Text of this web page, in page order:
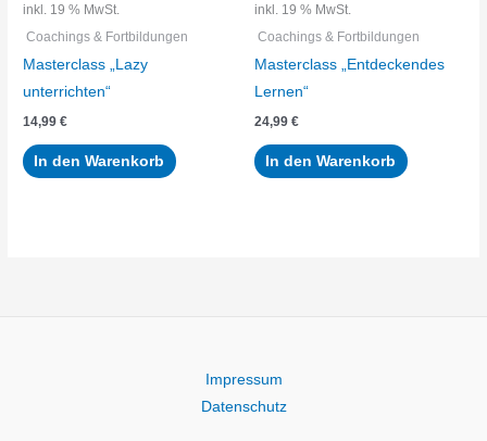
inkl. 19 % MwSt.
Coachings & Fortbildungen
Masterclass „Lazy
unterrichten“
14,99€
In den Warenkorb
inkl. 19 % MwSt.
Coachings & Fortbildungen
Masterclass „Entdeckendes
Lernen“
24,99 €
In den Warenkorb
Impressum
Datenschutz